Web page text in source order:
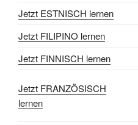
Jetzt ESTNISCH lernen
Jetzt FILIPINO lernen
Jetzt FINNISCH lernen
Jetzt FRANZÖSISCH
lernen